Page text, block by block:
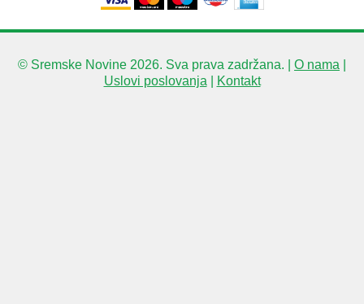
© Sremske Novine 2026. Sva prava zadržana. | O nama
Uslovi poslovanja
Kontakt